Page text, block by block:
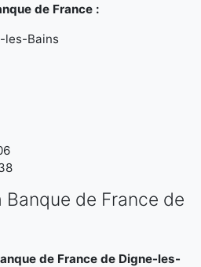
de France :
les-Bains
de France de
de France de Digne-les-